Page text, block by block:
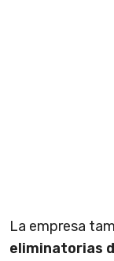
La empresa
eliminatorias